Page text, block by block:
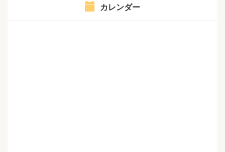
カレンダー